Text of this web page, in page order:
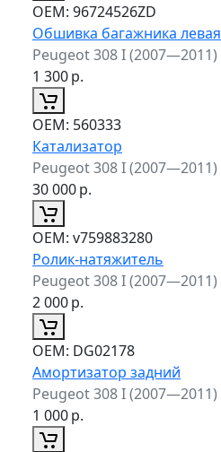
ОЕМ: 96724526ZD
Обшивка багажника левая
Peugeot 308 I (2007—2011)
1 300р.
ОЕМ: 560333
Катализатор
Peugeot 308 I (2007—2011)
30 000р.
ОЕМ: v759883280
Ролик-натяжитель
Peugeot 308 I (2007—2011)
2 000р.
ОЕМ: DG02178
Амортизатор задний
Peugeot 308 I (2007—2011)
1 000р.